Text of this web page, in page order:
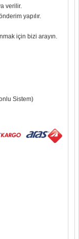
verilir.
yapılır.
için bizi arayın.
Sistem)